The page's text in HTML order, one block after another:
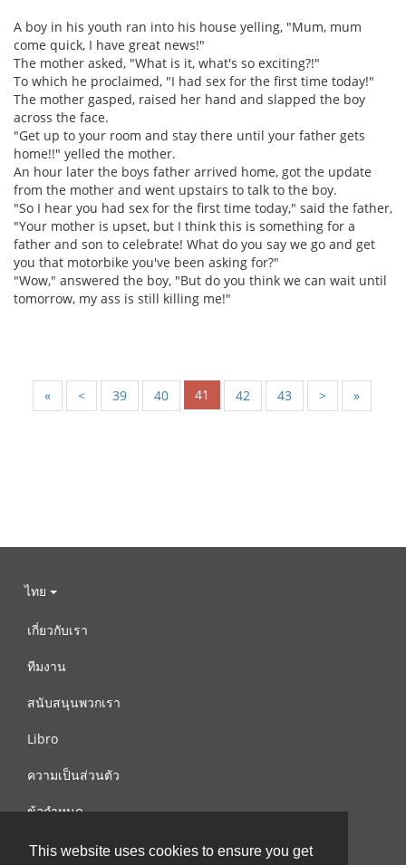
This website uses cookies to ensure you get
A boy in his youth ran into his house yelling, "Mum, mum
come quick, I have great news!"
The mother asked, "What is it, what's so exciting?!"
To which he proclaimed, "I had sex for the first time today!"
The mother gasped, raised her hand and slapped the boy
across the face.
"Get up to your room and stay there until your father gets
home!!" yelled the mother.
An hour later the boys father arrived home, got the update
from the mother and went upstairs to talk to the boy.
"So I hear you had sex for the first time today," said the father,
"Your mother is upset, but I think this is something for a
father and son to celebrate! What do you say we go and get
you that motorbike you've been asking for?"
"Wow," answered the boy, "But do you think we can wait until
tomorrow, my ass is still killing me!"
« < 39 40 41 42 43 > »
ไทย
เกี่ยวกับเรา
ทีมงาน
สนับสนุนพวกเรา
Libro
ความเป็นส่วนตัว
ข้อกำหนด
ติดต่อเรา